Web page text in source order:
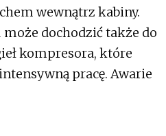
wewnątrz kabiny.
może dochodzić także do
kompresora, które
pracę. Awarie